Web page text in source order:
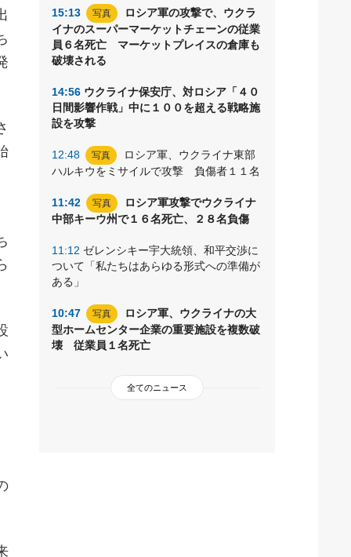
15:13 写真
ロシア軍の攻撃で、ウクラ
イナのスーパーマーケットチェーンの従業
員６名死亡 マーケットプレイスの倉庫も
破壊される
14:56 ウクライナ保安庁、対ロシア「４０
日間影響作戦」中に１００を超える戦略施
設を攻撃
12:48 写真
ロシア軍、ウクライナ東部
ハルキウをミサイルで攻撃 負傷者１１名
11:42 写真
ロシア軍攻撃でウクライナ
中部キーウ州で１６名死亡、２８名負傷
11:12 ゼレンシキー宇大統領、和平交渉に
ついて「私たちはあらゆる形式への準備が
ある」
10:47 写真
ロシア軍、ウクライナの大
型ホームセンター企業の重要施設を複数破
壊 従業員１名死亡
全てのニュース